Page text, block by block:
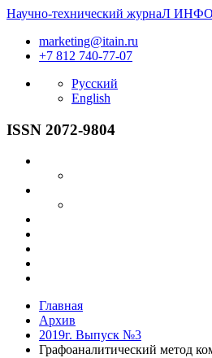
Научно-технический журнаЛ
marketing@itain.ru
+7 812 740-77-07
Русский
English
ISSN 2072-9804
Главная
Архив
2019г. Выпуск №3
Графоаналитический метод